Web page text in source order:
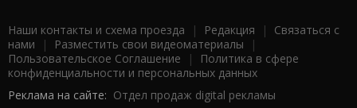
Наши контакты и схема проезда | Редакция | Связаться с
нами | Разместить свои видеоматериалы |
Пользовательское Соглашение |
Политика в сфере
конфиденциальности и персональных данных
Реклама на сайте: Отдел продаж digital рекламы